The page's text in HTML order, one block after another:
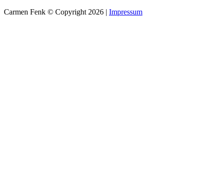
Carmen Fenk © Copyright 2026 | Impressum